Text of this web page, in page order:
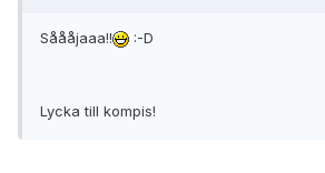
Såååjaaa!! :-D
Lycka till kompis!